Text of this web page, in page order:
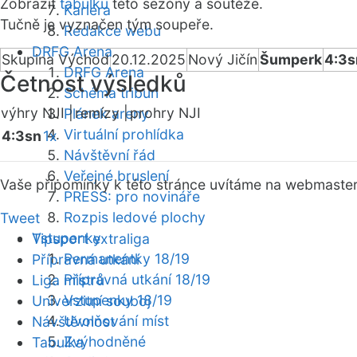
Kariéra
Redakce webu
DRFG Arena
DRFG Arena
Schéma tribun
Plánek areny
Virtuální prohlídka
Návštěvní řád
Veřejné bruslení
PRESS: pro novináře
Rozpis ledové plochy
Vstupenky
Permanentky 18/19
Přípravná utkání 18/19
Vstupenky 18/19
Uvolňování míst
Zvýhodněné
Zobrazit tabulku této sezóny a soutěže.
Tučně je vyznačen tým soupeře.
Skupina Východ20.12.2025 Nový JičínŠumperk
Četnost výsledků
výhry NJI |remízy |prohry NJI
4:3sn1x
Vaše připomínky k této stránce uvítáme na webmaster
Tweet
Tipsport extraliga
Přípravná utkání
Liga mistrů
Univerzitní souboj
Návštěvnost
Tabulka